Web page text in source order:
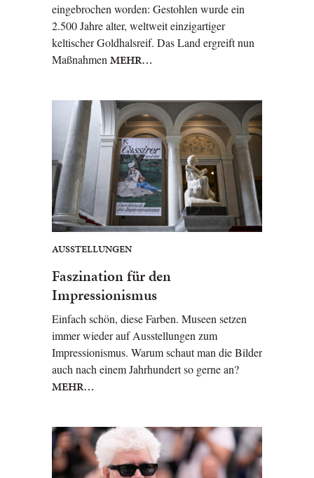
eingebrochen worden: Gestohlen wurde ein
2.500 Jahre alter, weltweit einzigartiger
keltischer Goldhalsreif. Das Land ergreift nun
Maßnahmen MEHR…
AUSSTELLUNGEN
Faszination für den
Impressionismus
Einfach schön, diese Farben. Museen setzen
immer wieder auf Ausstellungen zum
Impressionismus. Warum schaut man die Bilder
auch nach einem Jahrhundert so gerne an?
MEHR…